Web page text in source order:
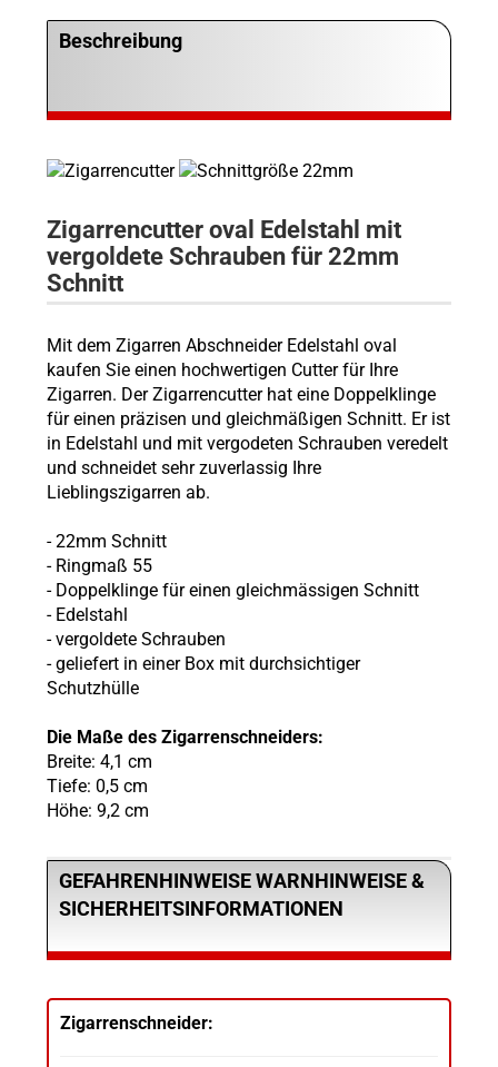
Beschreibung
Zigarrencutter oval Edelstahl mit
vergoldete Schrauben für 22mm
Schnitt
Mit dem Zigarren Abschneider Edelstahl oval
kaufen Sie einen hochwertigen Cutter für Ihre
Zigarren. Der Zigarrencutter hat eine Doppelklinge
für einen präzisen und gleichmäßigen Schnitt. Er ist
in Edelstahl und mit vergodeten Schrauben veredelt
und schneidet sehr zuverlassig Ihre
Lieblingszigarren ab.
- 22mm Schnitt
- Ringmaß 55
- Doppelklinge für einen gleichmässigen Schnitt
- Edelstahl
- vergoldete Schrauben
- geliefert in einer Box mit durchsichtiger
Schutzhülle
Die Maße des Zigarrenschneiders:
Breite: 4,1 cm
Tiefe: 0,5 cm
Höhe: 9,2 cm
GEFAHRENHINWEISE WARNHINWEISE &
SICHERHEITSINFORMATIONEN
Zigarrenschneider: